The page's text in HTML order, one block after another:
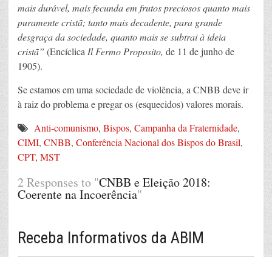
mais durável, mais fecunda em frutos preciosos quanto mais
puramente cristã; tanto mais decadente, para grande
desgraça da sociedade, quanto mais se subtrai à ideia
cristã” (Encíclica Il Fermo Proposito, de 11 de junho de
1905).
Se estamos em uma sociedade de violência, a CNBB deve ir
à raiz do problema e pregar os (esquecidos) valores morais.
Anti-comunismo, Bispos, Campanha da Fraternidade,
CIMI, CNBB, Conferência Nacional dos Bispos do Brasil,
CPT, MST
2 Responses to "CNBB e Eleição 2018:
Coerente na Incoerência"
Receba Informativos da ABIM